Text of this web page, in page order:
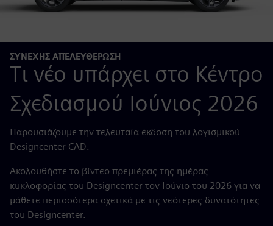
ΣΥΝΕΧΉΣ ΑΠΕΛΕΥΘΈΡΩΣΗ
Τι νέο υπάρχει στο Κέντρο
Σχεδιασμού Ιούνιος 2026
Παρουσιάζουμε την τελευταία έκδοση του λογισμικού
Designcenter CAD.
Ακολουθήστε το βίντεο πρεμιέρας της ημέρας
κυκλοφορίας του Designcenter τον Ιούνιο του 2026 για να
μάθετε περισσότερα σχετικά με τις νεότερες δυνατότητες
του Designcenter.